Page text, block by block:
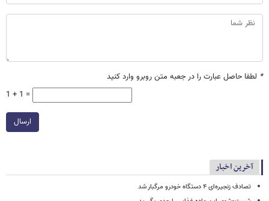
* لطفا حاصل عبارت را در جعبه متن روبرو وارد کنید
1 + 1 =
ارسال
آخرین اخبار
تصادف زنجیره‌ای ۴ دستگاه خودرو مرگبار شد